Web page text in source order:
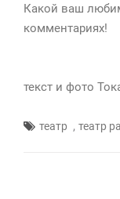
Какой ваш
комментариях!
текст и фото
театр , театр